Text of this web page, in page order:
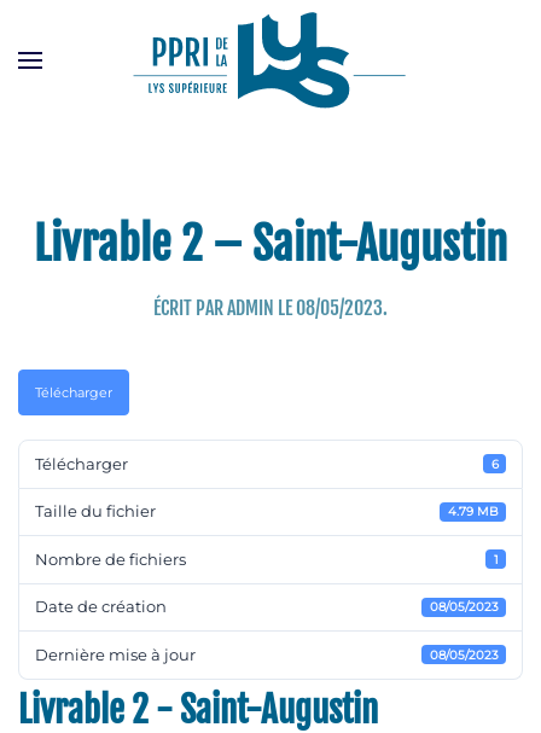
Livrable 2 – Saint-Augustin
ÉCRIT PARADMIN LE08/05/2023.
Télécharger
Télécharger 6
Taille du fichier 4.79 MB
Nombre de fichiers 1
Date de création 08/05/2023
Dernière mise à jour 08/05/2023
Livrable 2 - Saint-Augustin